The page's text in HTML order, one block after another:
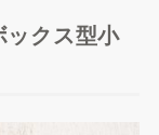
クス型小